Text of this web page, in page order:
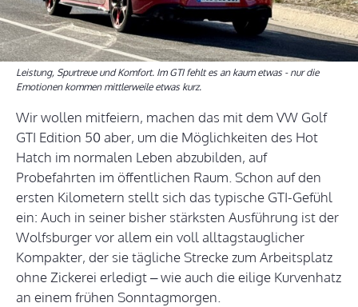
Leistung, Spurtreue und Komfort. Im GTI fehlt es an kaum etwas - nur die
Emotionen kommen mittlerweile etwas kurz.
Wir wollen mitfeiern, machen das mit dem VW Golf
GTI Edition 50 aber, um die Möglichkeiten des Hot
Hatch im normalen Leben abzubilden, auf
Probefahrten im öffentlichen Raum. Schon auf den
ersten Kilometern stellt sich das typische GTI-Gefühl
ein: Auch in seiner bisher stärksten Ausführung ist der
Wolfsburger vor allem ein voll alltagstauglicher
Kompakter, der sie tägliche Strecke zum Arbeitsplatz
ohne Zickerei erledigt – wie auch die eilige Kurvenhatz
an einem frühen Sonntagmorgen.